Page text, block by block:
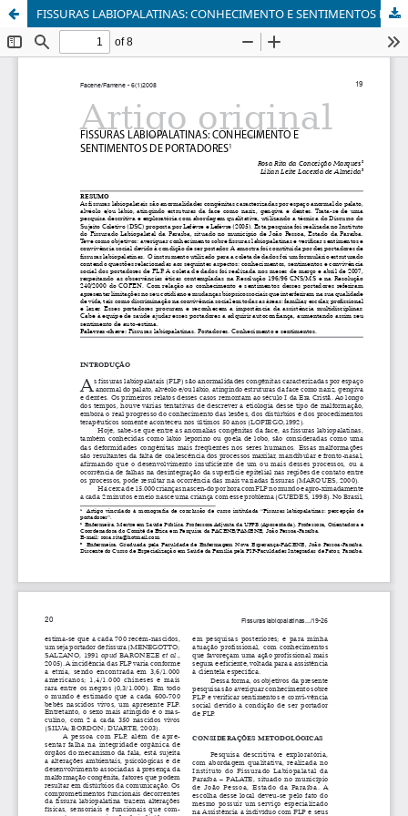
FISSURAS LABIOPALATINAS: CONHECIMENTO E SENTIMENTOS DE PORTADORES